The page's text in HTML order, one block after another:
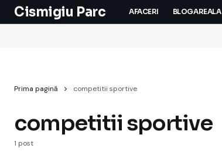
Cismigiu Parc AFACERI BLOGAREALA
Prima pagină competitii sportive
competitii sportive
1 post